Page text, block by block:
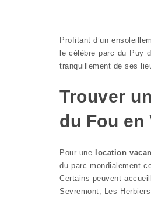
Profitant d’un
le célèbre parc du Puy
tranquillement de ses
Trouver
du Fou en
Pour une location
du parc mondialement
Certains peuvent
Sevremont, Les